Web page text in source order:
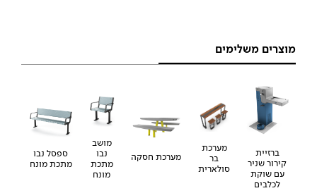
מוצרים משלימים
ברזיית
קירור שניר
עם שוקת
לכלבים
מערכת
בר
סולארית
מערכת חסקה
מושב
נבו
מתכת
מונח
ספסל נבו
מתכת מונח